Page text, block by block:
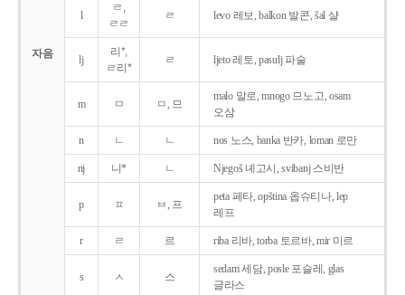
자음
l
ㄹ,
ㄹㄹ
ㄹ levo 레보, balkon 발콘, šal 샬
lj
리*,
ㄹ리*
ㄹ ljeto 레토, pasulj 파술
m ㅁ ㅁ, 므
malo 말로, mnogo 므노고, osam
오삼
n ㄴ ㄴ nos 노스, banka 반카, loman 로만
nj 니* ㄴ Njegoš 녜고시, svibanj 스비반
p ㅍ ㅂ, 프
peta 페타, opština 옵슈티나, lep
레프
r ㄹ 르 riba 리바, torba 토르바, mir 미르
s ㅅ 스
sedam 세담, posle 포슬레, glas
글라스